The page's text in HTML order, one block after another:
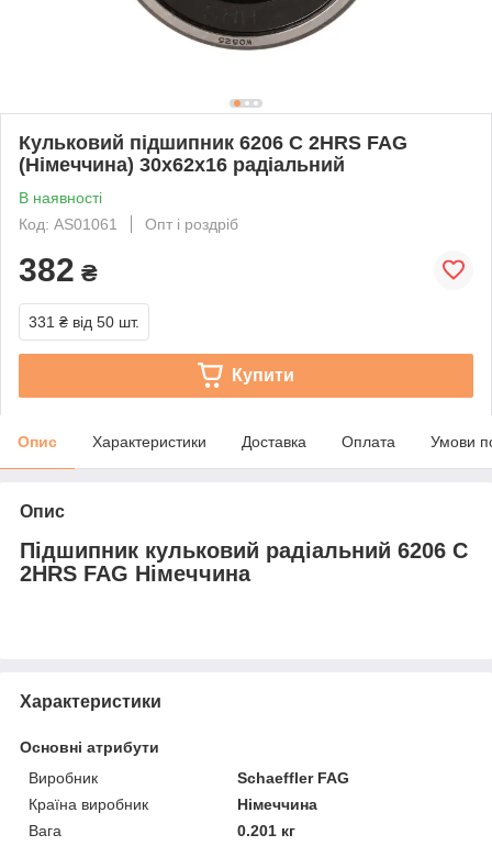
Кульковий підшипник 6206 C 2HRS FAG
(Німеччина) 30x62x16 радіальний
В наявності
Код: AS01061
Опт і роздріб
382 ₴
331 ₴ від 50 шт.
Купити
Опис Характеристики Доставка Оплата Умови
Опис
Підшипник кульковий радіальний 6206 C
2HRS FAG Німеччина
Характеристики
Основні атрибути
Виробник
Schaeffler FAG
Країна виробник
Німеччина
Вага
0.201 кг